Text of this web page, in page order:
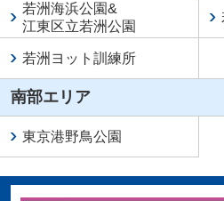
若洲海浜公園&
江東区立若洲公園
若洲ヨット訓練所
南部エリア
東京港野鳥公園